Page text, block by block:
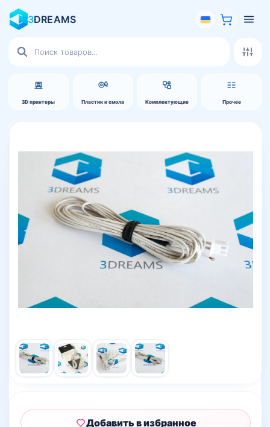
3DREAMS
3D принтеры Пластик и смола Комплектующие Прочее
товаров
Добавить в избранное